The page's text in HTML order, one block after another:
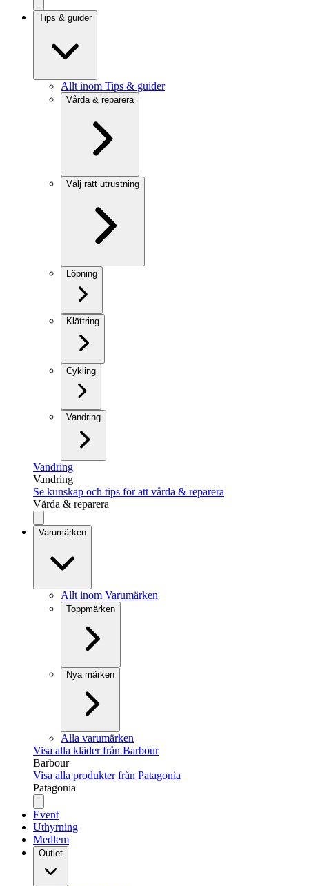
Tips & guider
Allt inom Tips & guider
Vårda & reparera
Välj rätt utrustning
Löpning
Klättring
Cykling
Vandring
Vandring
Vandring
Se kunskap och tips för att vårda & reparera
Vårda & reparera
Varumärken
Allt inom Varumärken
Toppmärken
Nya märken
Alla varumärken
Visa alla kläder från Barbour
Barbour
Visa alla produkter från Patagonia
Patagonia
Event
Uthyrning
Medlem
Outlet